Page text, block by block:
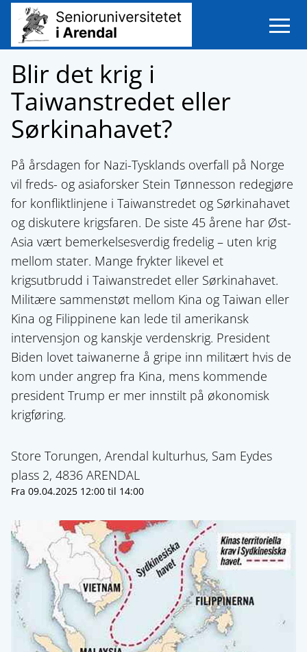
Open
Blir det krig i
Taiwanstredet eller
Sørkinahavet?
På årsdagen for Nazi-Tysklands overfall på Norge
vil freds- og asiaforsker Stein Tønnesson redegjøre
for konfliktlinjene i Taiwanstredet og Sørkinahavet
og diskutere krigsfaren. De siste 45 årene har Øst-
Asia vært bemerkelsesverdig fredelig – uten krig
mellom stater. Mange frykter likevel et
krigsutbrudd i Taiwanstredet eller Sørkinahavet.
Militære sammenstøt mellom Kina og Taiwan eller
Kina og Filippinene kan lede til amerikansk
intervensjon og kanskje verdenskrig. President
Biden lovet taiwanerne å gripe inn militært hvis de
kom under angrep fra Kina, mens kommende
president Trump er mer innstilt på økonomisk
krigføring.
Store Torungen, Arendal kulturhus, Sam Eydes
plass 2, 4836 ARENDAL
Fra 09.04.2025 12:00 til 14:00